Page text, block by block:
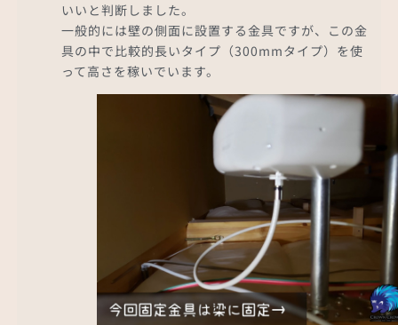
いいと判断しました。
一般的には壁の側面に設置する金具ですが、この金
具の中で比較的長いタイプ（300mmタイプ）を使
って高さを稼いでいます。